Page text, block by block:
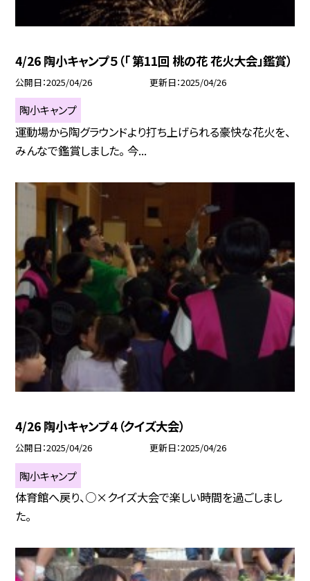
4/26 陶小キャンプ５（「 第11回 桃の花 花火大会」鑑賞）
公開日 2025/04/26 更新日 2025/04/26
陶小キャンプ
運動場から陶グラウンドより打ち上げられる豪快な花火を、
みんなで鑑賞しました。 今...
4/26 陶小キャンプ４（クイズ大会）
公開日 2025/04/26 更新日 2025/04/26
陶小キャンプ
体育館へ戻り、○×クイズ大会で楽しい時間を過ごしまし
た。